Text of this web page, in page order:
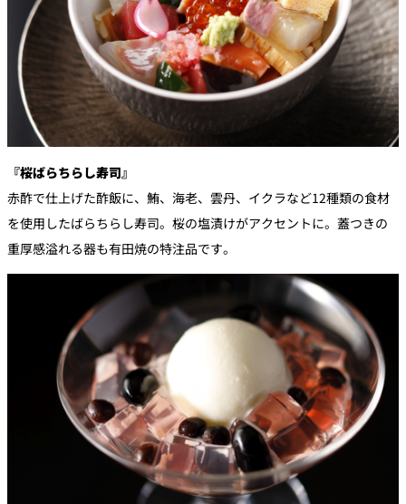
『桜ばらちらし寿司』
赤酢で仕上げた酢飯に、鮪、海老、雲丹、イクラなど12種類の食材
を使用したばらちらし寿司。桜の塩漬けがアクセントに。蓋つきの
重厚感溢れる器も有田焼の特注品です。